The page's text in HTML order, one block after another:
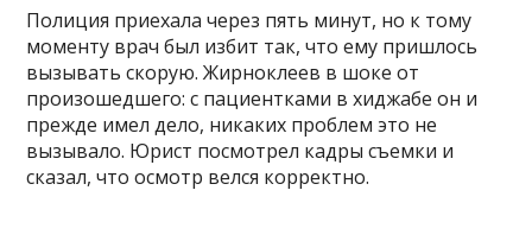
Полиция приехала через пять минут, но к тому
моменту врач был избит так, что ему пришлось
вызывать скорую. Жирноклеев в шоке от
произошедшего: с пациентками в хиджабе он и
прежде имел дело, никаких проблем это не
вызывало. Юрист посмотрел кадры съемки и
сказал, что осмотр велся корректно.